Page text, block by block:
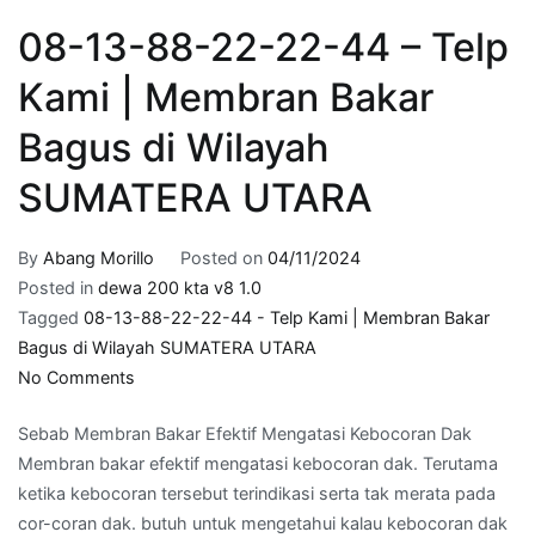
08-13-88-22-22-44 – Telp
Kami | Membran Bakar
Bagus di Wilayah
SUMATERA UTARA
By Abang Morillo Posted on 04/11/2024
Posted in dewa 200 kta v8 1.0
Tagged 08-13-88-22-22-44 - Telp Kami | Membran Bakar
Bagus di Wilayah SUMATERA UTARA
No Comments
13-
88-
22-
22-
Sebab Membran Bakar Efektif Mengatasi Kebocoran Dak
Membran bakar efektif mengatasi kebocoran dak. Terutama
ketika kebocoran tersebut terindikasi serta tak merata pada
cor-coran dak. butuh untuk mengetahui kalau kebocoran dak